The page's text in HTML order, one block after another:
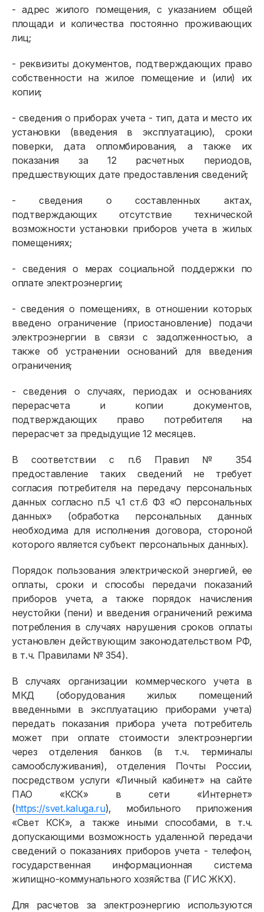
- адрес жилого помещения, с указанием общей
площади и количества постоянно проживающих
лиц;
- реквизиты документов, подтверждающих право
собственности на жилое помещение и (или) их
копии;
- сведения о приборах учета - тип, дата и место их
установки (введения в эксплуатацию), сроки
поверки, дата опломбирования, а также их
показания за 12 расчетных периодов,
предшествующих дате предоставления сведений;
- сведения о составленных актах,
подтверждающих отсутствие технической
возможности установки приборов учета в жилых
помещениях;
- сведения о мерах социальной поддержки по
оплате электроэнергии;
- сведения о помещениях, в отношении которых
введено ограничение (приостановление) подачи
электроэнергии в связи с задолженностью, а
также об устранении оснований для введения
ограничения;
- сведения о случаях, периодах и основаниях
перерасчета и копии документов,
подтверждающих право потребителя на
перерасчет за предыдущие 12 месяцев.
В соответствии с п.6 Правил № 354
предоставление таких сведений не требует
согласия потребителя на передачу персональных
данных согласно п.5 ч.1 ст.6 ФЗ «О персональных
данных» (обработка персональных данных
необходима для исполнения договора, стороной
которого является субъект персональных данных).
Порядок пользования электрической энергией, ее
оплаты, сроки и способы передачи показаний
приборов учета, а также порядок начисления
неустойки (пени) и введения ограничений режима
потребления в случаях нарушения сроков оплаты
установлен действующим законодательством РФ,
в т.ч. Правилами № 354).
В случаях организации коммерческого учета в
МКД (оборудования жилых помещений
введенными в эксплуатацию приборами учета)
передать показания прибора учета потребитель
может при оплате стоимости электроэнергии
через отделения банков (в т.ч. терминалы
самообслуживания), отделения Почты России,
посредством услуги «Личный кабинет» на сайте
ПАО «КСК» в сети «Интернет»
(https://svet.kaluga.ru), мобильного приложения
«Свет КСК», а также иными способами, в т.ч.
допускающими возможность удаленной передачи
сведений о показаниях приборов учета - телефон,
государственная информационная система
жилищно-коммунального хозяйства (ГИС ЖКХ).
Для расчетов за электроэнергию используются
Физическим лицам